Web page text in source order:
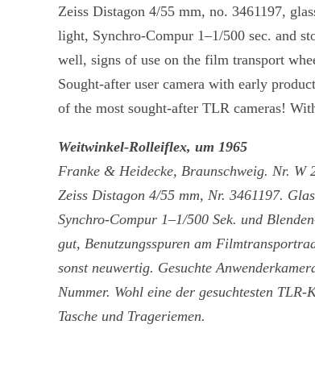
Zeiss Distagon 4/55 mm, no. 3461197,
light, Synchro-Compur 1–1/500 sec. and
well, signs of use on the film transport
Sought-after user camera with early
of the most sought-after TLR cameras!
Weitwinkel-Rolleiflex, um 1965
Franke & Heidecke, Braunschweig. Nr. W
Zeiss Distagon 4/55 mm, Nr. 3461197.
Synchro-Compur 1–1/500 Sek. und
gut, Benutzungsspuren am
sonst neuwertig. Gesuchte
Nummer. Wohl eine der gesuchtesten
Tasche und Trageriemen.